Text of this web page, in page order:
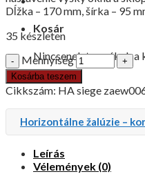
Kosár
Nincsenek termékek a
Dĺžka – 170 mm, šírka – 95
35 készleten
Mennyiség
Kosárba teszem
Cikkszám: HA siege
Horizontálne žalúzie –
Leírás
Vélemények (0)